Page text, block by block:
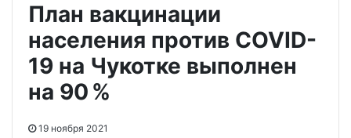
План вакцинации
населения против COVID-
19 на Чукотке выполнен
на 90 %
19 ноября 2021